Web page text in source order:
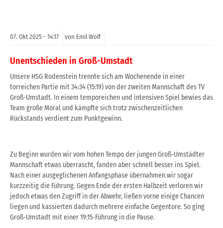
07. Okt 2025 - 14:17 von Emil Wolf
Unentschieden in Groß-Umstadt
Unsere HSG Rodenstein trennte sich am Wochenende in einer
torreichen Partie mit 34:34 (15:19) von der zweiten Mannschaft des TV
Groß-Umstadt. In einem temporeichen und intensiven Spiel bewies das
Team große Moral und kämpfte sich trotz zwischenzeitlichen
Rückstands verdient zum Punktgewinn.
Zu Beginn wurden wir vom hohen Tempo der jungen Groß-Umstädter
Mannschaft etwas überrascht, fanden aber schnell besser ins Spiel.
Nach einer ausgeglichenen Anfangsphase übernahmen wir sogar
kurzzeitig die Führung. Gegen Ende der ersten Halbzeit verloren wir
jedoch etwas den Zugriff in der Abwehr, ließen vorne einige Chancen
liegen und kassierten dadurch mehrere einfache Gegentore. So ging
Groß-Umstadt mit einer 19:15-Führung in die Pause.